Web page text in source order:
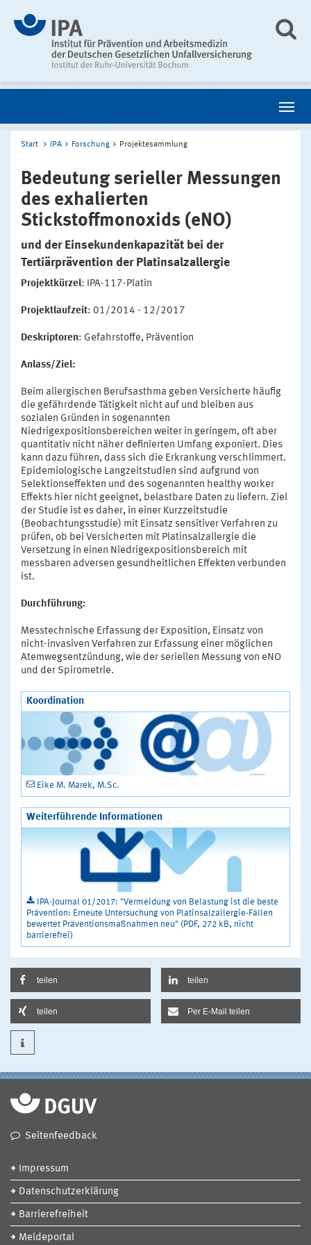
Start IPA Forschung Projektesammlung
Bedeutung serieller Messungen
des exhalierten
Stickstoffmonoxids (eNO)
und der Einsekundenkapazität bei der
Tertiärprävention der Platinsalzallergie
Projektkürzel: IPA-117-Platin
Projektlaufzeit: 01/2014 - 12/2017
Deskriptoren: Gefahrstoffe, Prävention
Anlass/Ziel:
Beim allergischen Berufsasthma geben Versicherte häufig
die gefährdende Tätigkeit nicht auf und bleiben aus
sozialen Gründen in sogenannten
Niedrigexpositionsbereichen weiter in geringem, oft aber
quantitativ nicht näher definierten Umfang exponiert. Dies
kann dazu führen, dass sich die Erkrankung verschlimmert.
Epidemiologische Langzeitstudien sind aufgrund von
Selektionseffekten und des sogenannten healthy worker
Effekts hier nicht geeignet, belastbare Daten zu liefern. Ziel
der Studie ist es daher, in einer Kurzzeitstudie
(Beobachtungsstudie) mit Einsatz sensitiver Verfahren zu
prüfen, ob bei Versicherten mit Platinsalzallergie die
Versetzung in einen Niedrigexpositionsbereich mit
messbaren adversen gesundheitlichen Effekten verbunden
ist.
Durchführung:
Messtechnische Erfassung der Exposition, Einsatz von
nicht-invasiven Verfahren zur Erfassung einer möglichen
Atemwegsentzündung, wie der seriellen Messung von eNO
und der Spirometrie.
Koordination
Eike M. Marek, M.Sc.
Weiterführende Informationen
IPA-Journal 01/2017: "Vermeidung von Belastung ist die beste
Prävention: Erneute Untersuchung von Platinsalzallergie-Fällen
bewertet Präventionsmaßnahmen neu" (PDF, 272 kB, nicht
barrierefrei)
teilen teilen
teilen Per E-Mail teilen
Seitenfeedback
Impressum
Datenschutzerklärung
Barrierefreiheit
Meldeportal